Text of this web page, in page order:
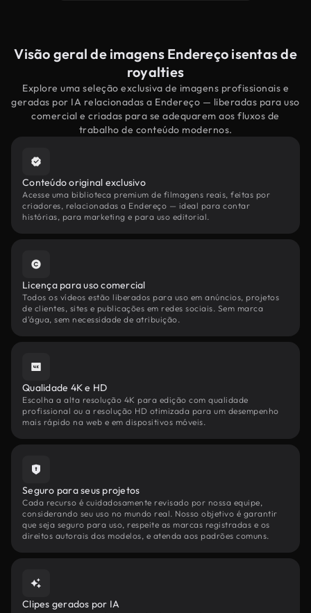
Visão geral de imagens Endereço isentas de
royalties
Explore uma seleção exclusiva de imagens profissionais e
geradas por IA relacionadas a Endereço — liberadas para uso
comercial e criadas para se adequarem aos fluxos de
trabalho de conteúdo modernos.
Conteúdo original exclusivo
Acesse uma biblioteca premium de filmagens reais, feitas por
criadores, relacionadas a Endereço — ideal para contar
histórias, para marketing e para uso editorial.
Licença para uso comercial
Todos os vídeos estão liberados para uso em anúncios, projetos
de clientes, sites e publicações em redes sociais. Sem marca
d'água, sem necessidade de atribuição.
Qualidade 4K e HD
Escolha a alta resolução 4K para edição com qualidade
profissional ou a resolução HD otimizada para um desempenho
mais rápido na web e em dispositivos móveis.
Seguro para seus projetos
Cada recurso é cuidadosamente revisado por nossa equipe,
considerando seu uso no mundo real. Nosso objetivo é garantir
que seja seguro para uso, respeite as marcas registradas e os
direitos autorais dos modelos, e atenda aos padrões comuns.
Clipes gerados por IA